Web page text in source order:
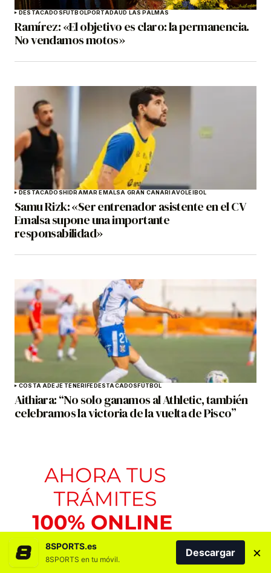
DESTACADOSFÚTBOLPORTADAUD LAS PALMAS
Ramírez: «El objetivo es claro: la permanencia.
No vendamos motos»
DESTACADOSHIDRAMAR EMALSA GRAN CANARIAVOLEIBOL
Samu Rizk: «Ser entrenador asistente en el CV
Emalsa supone una importante
responsabilidad»
COSTA ADEJE TENERIFEDESTACADOSFÚTBOL
Aithiara: “No solo ganamos al Athletic, también
celebramos la victoria de la vuelta de Pisco”
8SPORTS.es
8SPORTS en tu móvil.
Descargar ×